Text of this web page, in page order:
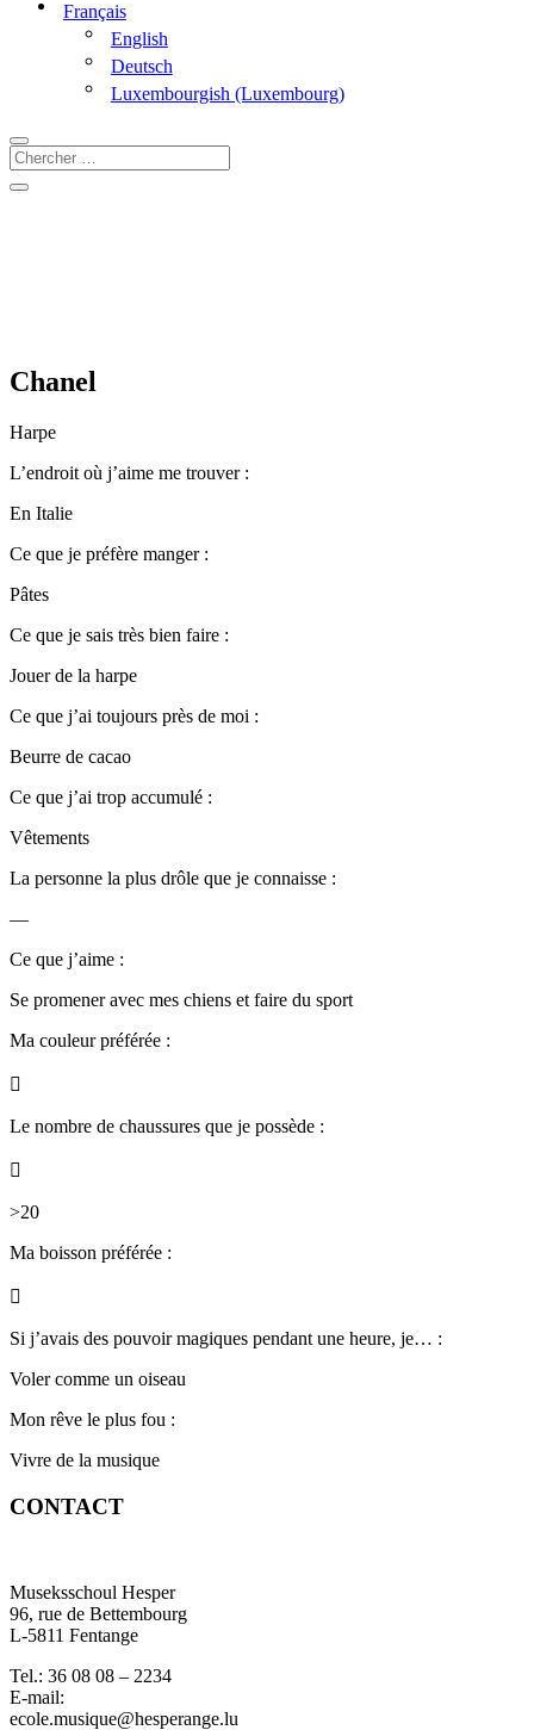
Français
English
Deutsch
Luxembourgish (Luxembourg)
Chanel
Harpe
L’endroit où j’aime me trouver :
En Italie
Ce que je préfère manger :
Pâtes
Ce que je sais très bien faire :
Jouer de la harpe
Ce que j’ai toujours près de moi :
Beurre de cacao
Ce que j’ai trop accumulé :
Vêtements
La personne la plus drôle que je connaisse :
—
Ce que j’aime :
Se promener avec mes chiens et faire du sport
Ma couleur préférée :

Le nombre de chaussures que je possède :

>20
Ma boisson préférée :

Si j’avais des pouvoir magiques pendant une heure, je… :
Voler comme un oiseau
Mon rêve le plus fou :
Vivre de la musique
CONTACT
Museksschoul Hesper
96, rue de Bettembourg
L-5811 Fentange
Tel.: 36 08 08 – 2234
E-mail:
ecole.musique@hesperange.lu